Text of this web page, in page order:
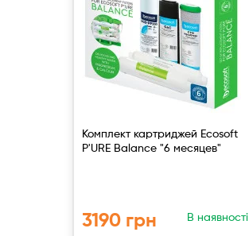
Комплект картриджей Ecosoft
P'URE Balance "6 месяцев"
3190 грн В наявності